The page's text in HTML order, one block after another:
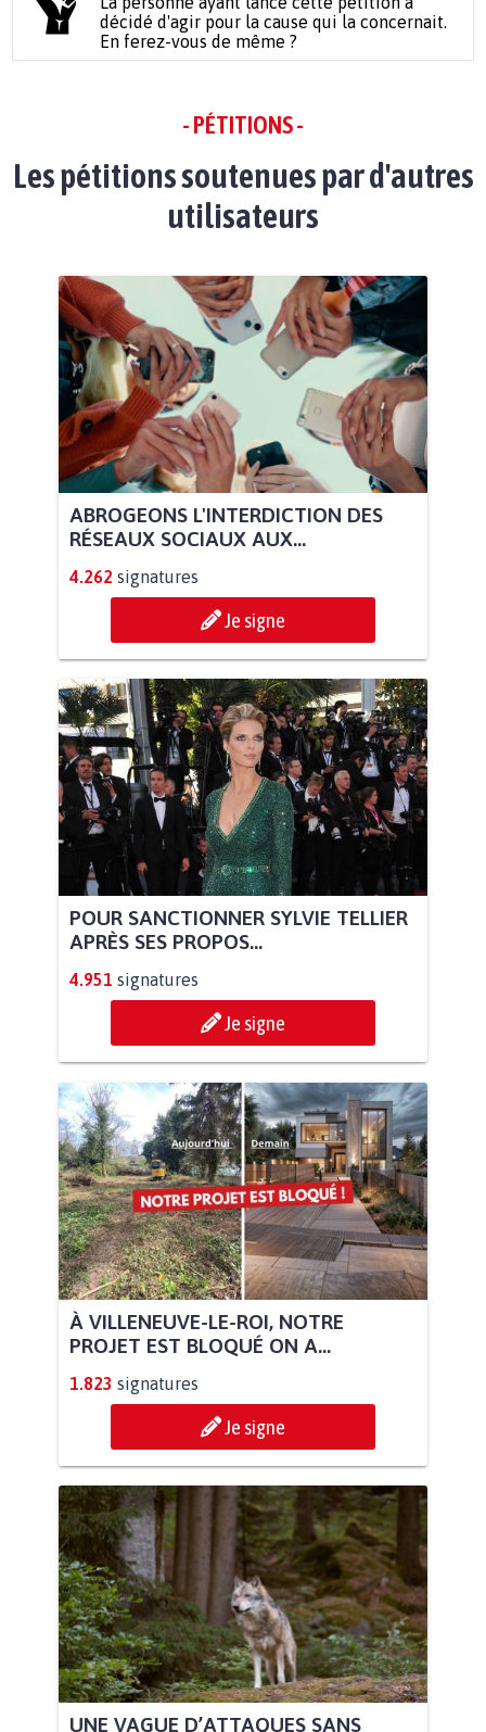
décidé d'agir pour la cause qui la concernait.
En ferez-vous de même ?
- PÉTITIONS -
Les pétitions soutenues par d'autres
utilisateurs
ABROGEONS L'INTERDICTION DES
RÉSEAUX SOCIAUX AUX...
4.262 signatures
Je signe
POUR SANCTIONNER SYLVIE TELLIER
APRÈS SES PROPOS...
4.951 signatures
Je signe
À VILLENEUVE-LE-ROI, NOTRE
PROJET EST BLOQUÉ ON A...
1.823 signatures
Je signe
UNE VAGUE D’ATTAQUES SANS